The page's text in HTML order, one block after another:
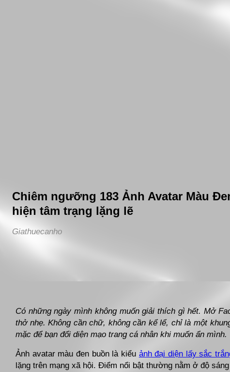
Chiêm ngưỡng 183 Ảnh Avatar Màu
hiện tâm trạng lặng lẽ
Giathuecanho
Có những ngày mình không muốn giải thích gì hết. Mở
thở nhẹ. Không cần chữ, không cần kể lể, chỉ là một
mặc để bạn đổi diện mạo trang cá nhân khi muốn ẩn mình.
Ảnh avatar màu đen buồn là kiểu ảnh đại diện lấy sắc
lặng trên mạng xã hội. Điểm nổi bật thường nằm ở độ